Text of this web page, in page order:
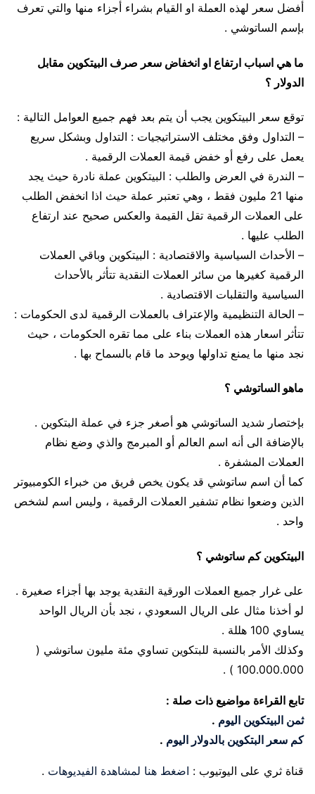
أفضل سعر لهذه العملة او القيام بشراء أجزاء منها والتي تعرف
بإسم الساتوشي .
ما هي اسباب ارتفاع او انخفاض سعر صرف البيتكوين مقابل
الدولار ؟
توقع سعر البيتكوين يجب أن يتم بعد فهم جميع العوامل التالية :
– التداول وفق مختلف الاستراتيجيات : التداول وبشكل سريع
يعمل على رفع أو خفض قيمة العملات الرقمية .
– الندرة في العرض والطلب : البيتكوين عملة نادرة حيث يجد
منها 21 مليون فقط ، وهي تعتبر عملة حيث اذا انخفض الطلب
على العملات الرقمية تقل القيمة والعكس صحيح عند ارتفاع
الطلب عليها .
– الأحداث السياسية والاقتصادية : البيتكوين وباقي العملات
الرقمية كغيرها من سائر العملات النقدية تتأثر بالأحداث
السياسية والتقلبات الاقتصادية .
– الحالة التنظيمية والإعتراف بالعملات الرقمية لدى الحكومات :
تتأثر اسعار هذه العملات بناء على مما تقره الحكومات ، حيث
نجد منها ما يمنع تداولها ويوحد ما قام بالسماح بها .
ماهو الساتوشي ؟
بإختصار شديد الساتوشي هو أصغر جزء في عملة البتكوين .
بالإضافة الى أنه اسم العالم أو المبرمج والذي وضع نظام
العملات المشفرة .
كما أن اسم ساتوشي قد يكون يخص فريق من خبراء الكومبيوتر
الذين وضعوا نظام تشفير العملات الرقمية ، وليس اسم لشخص
واحد .
البيتكوين كم ساتوشي ؟
على غرار جميع العملات الورقية النقدية يوجد بها أجزاء صغيرة .
لو أخذنا مثال على الريال السعودي ، نجد بأن الريال الواحد
يساوي 100 هللة .
وكذلك الأمر بالنسبة للبتكوين تساوي مئة مليون ساتوشي (
100.000.000 ) .
تابع القراءة مواضيع ذات صلة :
ثمن البيتكوين اليوم .
كم سعر البتكوين بالدولار اليوم .
قناة ثري على اليوتيوب : اضغط هنا لمشاهدة الفيديوهات .